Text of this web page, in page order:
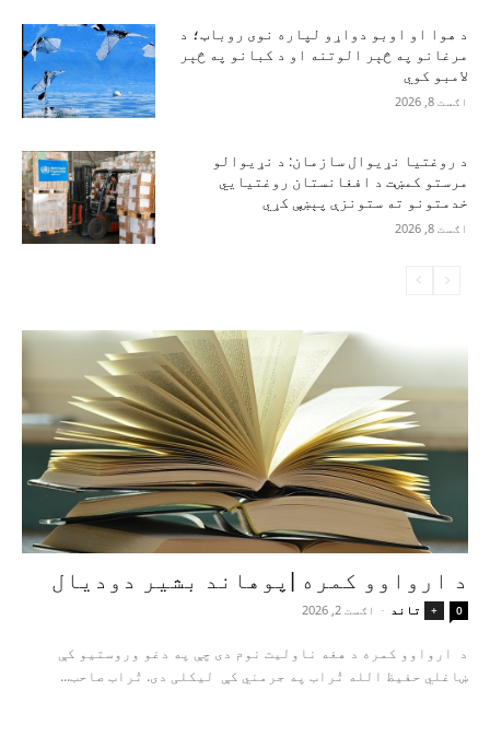
د هوا او اوبو دواړو لپاره نوی روباټ؛ د
مرغانو په څېر الوتنه او د کبانو په څېر
لامبو کوي
اګست 8, 2026
د روغتیا نړیوال سازمان: د نړیوالو
مرستو کمښت د افغانستان روغتیايي
خدمتونو ته ستونزې پېښې کړي
اګست 8, 2026
د ارواوو کمره |پوهاند بشیر دودیال
+ تاند - اګست 2, 2026 0
د ارواوو کمره د هغه ناولیت نوم دی چې په دغو وروستیو کې
ښاغلي حفیظ الله تُراب په جرمني کې لیکلی دی. تُراب صاحب...